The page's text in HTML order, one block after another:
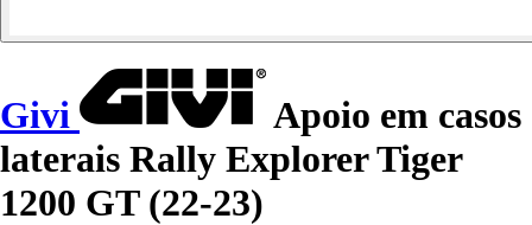
Givi
Apoio em casos
laterais Rally Explorer Tiger
1200 GT (22-23)